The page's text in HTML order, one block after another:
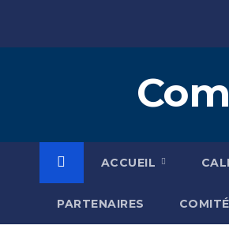
ACCUEIL
PARTENAIRES COMITÉ